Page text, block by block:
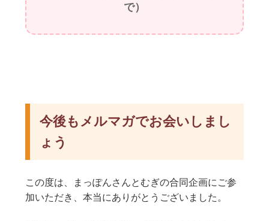
で）
今後もメルマガでお会いしまし
ょう
この度は、まっぽんさんとむぎの合同企画にご参
加いただき、本当にありがとうございました。